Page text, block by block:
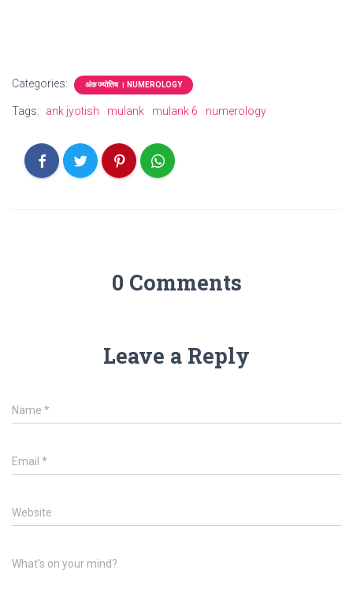
Categories: अंक ज्योतिष । NUMEROLOGY
Tags: ank jyotish mulank mulank 6 numerology
0 Comments
Leave a Reply
Name *
Email *
Website
What's on your mind?